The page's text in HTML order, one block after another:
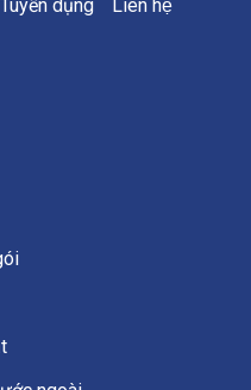
Tuyển dụng Liên hệ